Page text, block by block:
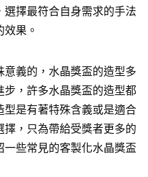
擇最符合自身需求的手法
果。
義的，水晶獎盃的造型多
，許多水晶獎盃的造型都
是有著特殊含義或是適合
，只為帶給受獎者更多的
些常見的客製化水晶獎盃